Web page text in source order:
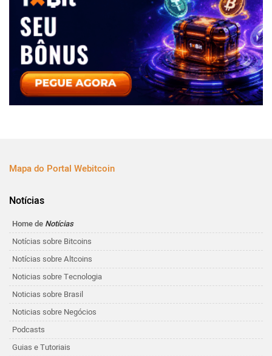
Mapa do Portal Webitcoin
Notícias
Home de Notícias
Notícias sobre Bitcoins
Notícias sobre Altcoins
Noticias sobre Tecnologia
Noticias sobre Brasil
Noticias sobre Negócios
Podcasts
Guias e Tutoriais